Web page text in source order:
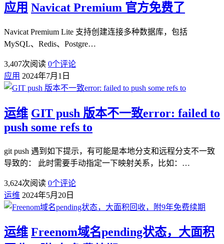
应用 Navicat Premium 官方免费了
Navicat Premium Lite 支持创建连接多种数据库，包括
MySQL、Redis、Postgre…
3,407次阅读 0个评论
应用 2024年7月1日
运维 GIT push 版本不一致error: failed to
push some refs to
git push 遇到如下提示，有可能是本地分支和远程分支不一致
导致的： 此时需要手动指定一下映射关系，比如：…
3,624次阅读 0个评论
运维 2024年5月20日
运维 Freenom域名pending状态，大面积